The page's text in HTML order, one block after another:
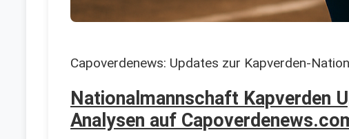
Capoverdenews: Updates zur Kapverden-
Nationalmannschaft Kapverden
Analysen auf